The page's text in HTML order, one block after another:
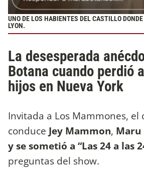
UNO DE LOS HABIENTES DEL CASTILLO
LYON.
La desesperada
Botana cuando perdió
hijos en Nueva York
Invitada a Los Mammones, el
conduce Jey Mammon, Maru
y se sometió a “Las 24 a las
preguntas del show.